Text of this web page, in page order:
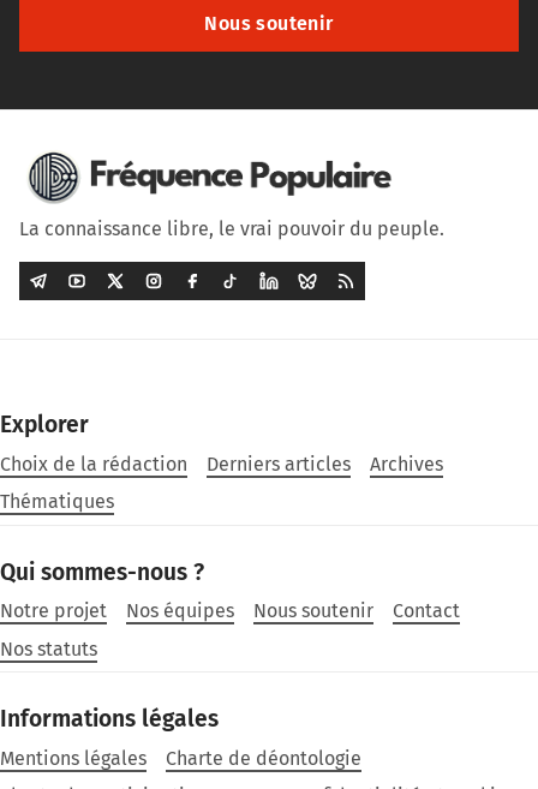
Nous soutenir
La connaissance libre, le vrai pouvoir du peuple.
Explorer
Choix de la rédaction Derniers articles
Archives
Thématiques
Qui sommes-nous ?
Notre projet Nos équipes Nous soutenir
Contact
Nos statuts
Informations légales
Mentions légales
Charte de déontologie